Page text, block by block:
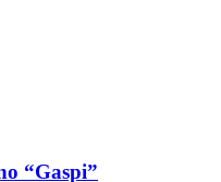
“Gaspi”